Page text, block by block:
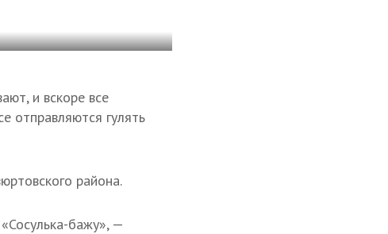
и вскоре все
отправляются гулять
района.
бажу», —